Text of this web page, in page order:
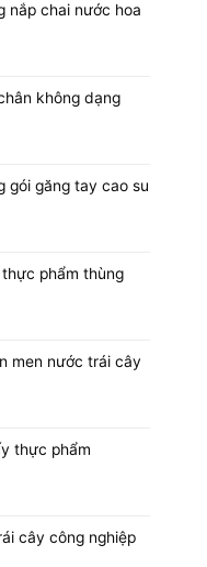
nắp chai nước hoa
không dạng
gói găng tay cao su
phẩm thùng
men nước trái cây
thực phẩm
cây công nghiệp